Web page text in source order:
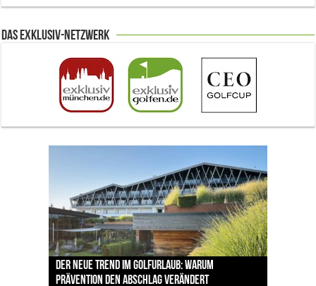
Das Exklusiv-Netzwerk
Der neue Trend im Golfurlaub: Warum
Prävention den Abschlag verändert
Luštica Bay baut Montenegros erste Golf-
Community weiter aus
Vom 85. Platz zur Claret Jug: Neuseeländer
schreibt bei The Open Geschichte
Claret Jug: Warum Scottie Scheffler die
berühmteste Golftrophäe zurückgeben muss
The Open 2026 in Royal Birkdale: Warum der
traditionsreiche Linksplatz zu den größten
Herausforderungen im Golfsport zählt